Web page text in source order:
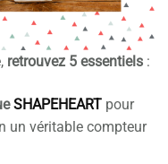
retrouvez 5 essentiels :
SHAPEHEART pour
un véritable compteur